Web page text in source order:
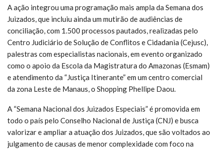
A ação integrou uma programação mais ampla da Semana dos
Juizados, que incluiu ainda um mutirão de audiências de
conciliação, com 1.500 processos pautados, realizadas pelo
Centro Judiciário de Solução de Conflitos e Cidadania (Cejusc),
palestras com especialistas nacionais, em evento organizado
como o apoio da Escola da Magistratura do Amazonas (Esmam)
e atendimento da “Justiça Itinerante” em um centro comercial
da zona Leste de Manaus, o Shopping Phellipe Daou.
A “Semana Nacional dos Juizados Especiais” é promovida em
todo o país pelo Conselho Nacional de Justiça (CNJ) e busca
valorizar e ampliar a atuação dos Juizados, que são voltados ao
julgamento de causas de menor complexidade com foco na